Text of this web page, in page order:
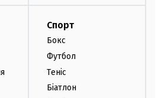
Спорт
Бокс
Футбол
Теніс
Біатлон